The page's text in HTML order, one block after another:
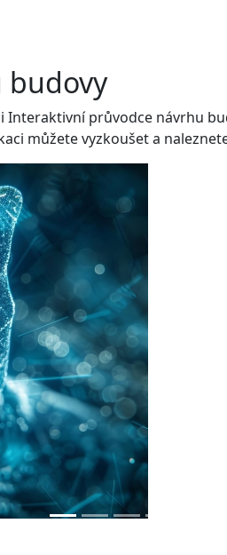
průvodce návrhu
můžete vyzkoušet a